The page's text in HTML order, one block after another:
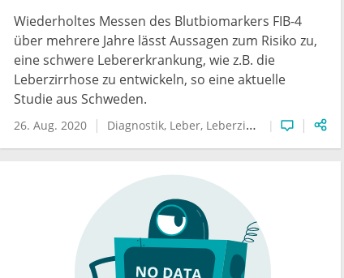
Wiederholtes Messen des Blutbiomarkers FIB-4
über mehrere Jahre lässt Aussagen zum Risiko zu,
eine schwere Lebererkrankung, wie z.B. die
Leberzirrhose zu entwickeln, so eine aktuelle
Studie aus Schweden.
26. Aug. 2020 Diagnostik Leber Leberzirrhose